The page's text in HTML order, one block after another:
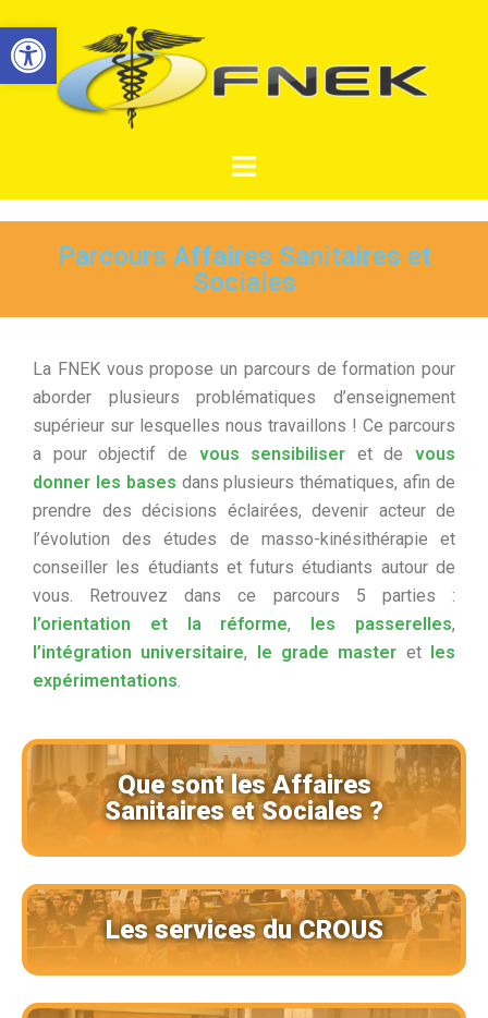
Ouvrir la barre d’outils
Parcours Affaires Sanitaires et
Sociales
La FNEK vous propose un parcours de formation pour
aborder plusieurs problématiques d’enseignement
supérieur sur lesquelles nous travaillons ! Ce parcours
a pour objectif de vous sensibiliser et de vous
donner les bases dans plusieurs thématiques, afin de
prendre des décisions éclairées, devenir acteur de
l’évolution des études de masso-kinésithérapie et
conseiller les étudiants et futurs étudiants autour de
vous. Retrouvez dans ce parcours 5 parties :
l’orientation et la réforme, les passerelles,
l’intégration universitaire, le grade master et les
expérimentations.
Que sont les Affaires
Sanitaires et Sociales ?
Les services du CROUS